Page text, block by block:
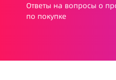
Ответы на вопросы о
по покупке